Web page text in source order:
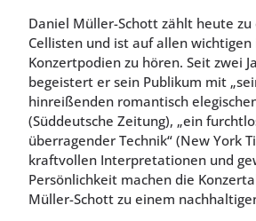
Daniel Müller-Schott zählt heute
Cellisten und ist auf allen
Konzertpodien zu hören. Seit zwei
begeistert er sein Publikum mit
hinreißenden romantisch
(Süddeutsche Zeitung), „ein
überragender Technik“ (New York
kraftvollen Interpretationen und
Persönlichkeit machen die
Müller-Schott zu einem